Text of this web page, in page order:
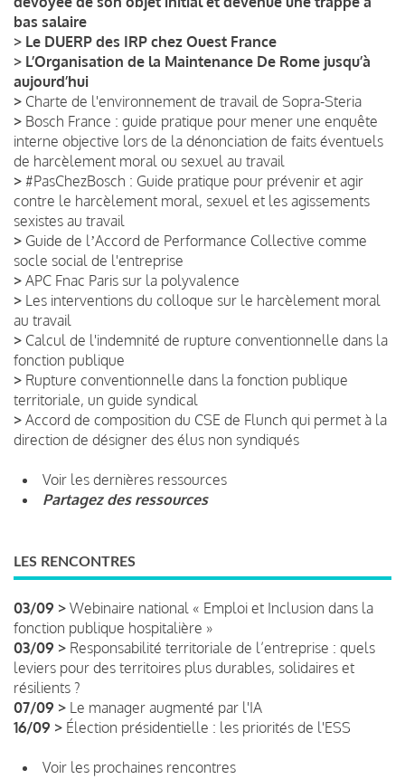
bas salaire
> Le DUERP des IRP chez Ouest France
> L’Organisation de la Maintenance De Rome jusqu’à
aujourd’hui
> Charte de l'environnement de travail de Sopra-Steria
> Bosch France : guide pratique pour mener une enquête
interne objective lors de la dénonciation de faits éventuels
de harcèlement moral ou sexuel au travail
> #PasChezBosch : Guide pratique pour prévenir et agir
contre le harcèlement moral, sexuel et les agissements
sexistes au travail
> Guide de lʼAccord de Performance Collective comme
socle social de l'entreprise
> APC Fnac Paris sur la polyvalence
> Les interventions du colloque sur le harcèlement moral
au travail
> Calcul de l'indemnité de rupture conventionnelle dans la
fonction publique
> Rupture conventionnelle dans la fonction publique
territoriale, un guide syndical
> Accord de composition du CSE de Flunch qui permet à la
direction de désigner des élus non syndiqués
Voir les dernières ressources
Partagez des ressources
LES RENCONTRES
03/09 > Webinaire national « Emploi et Inclusion dans la
fonction publique hospitalière »
03/09 > Responsabilité territoriale de l’entreprise : quels
leviers pour des territoires plus durables, solidaires et
résilients ?
07/09 > Le manager augmenté par l'IA
16/09 > Élection présidentielle : les priorités de l'ESS
Voir les prochaines rencontres